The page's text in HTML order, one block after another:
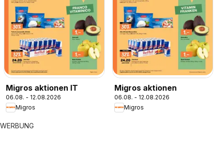
Migros aktionen IT
06.08. - 12.08.2026
Migros
Migros aktionen
06.08. - 12.08.2026
Migros
WERBUNG